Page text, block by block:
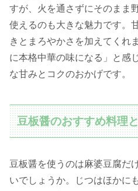
すが、火を通さずにそのまま
使えるのも大きな魅力です。
きとまろやかさを加えてくれ
に本格中華の味になる」と感
な甘みとコクのおかげです。
豆板醤のおすすめ料理
豆板醤を使うのは麻婆豆腐だ
いでしょうか。じつはほかに